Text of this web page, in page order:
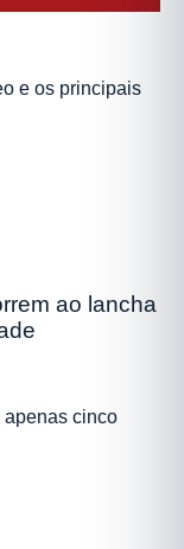
e os principais
ao lancha
apenas cinco